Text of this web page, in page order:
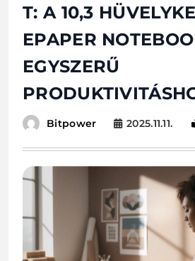
T: A 10,3
EPAPER
EGYSZERŰ
Bitpower 2025.11.11.